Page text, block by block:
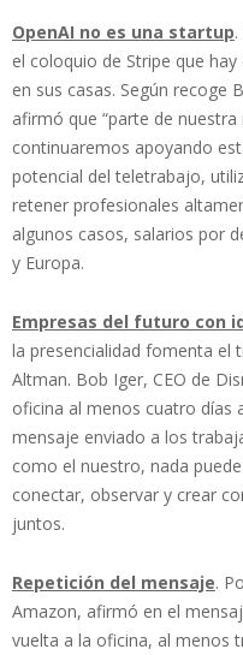
OpenAI no es una startup
el coloquio de Stripe que
en sus casas. Según recoge
afirmó que “parte de
continuaremos apoyando
potencial del teletrabajo,
retener profesionales
algunos casos, salarios por
y Europa.
Empresas del futuro con
la presencialidad fomenta el
Altman. Bob Iger, CEO de
oficina al menos cuatro días
mensaje enviado a los
como el nuestro, nada
conectar, observar y crear
juntos.
Repetición del mensaje.
Amazon, afirmó en el
vuelta a la oficina, al menos